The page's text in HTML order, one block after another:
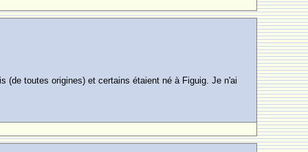
(de toutes origines) et certains étaient né à Figuig. Je n'ai